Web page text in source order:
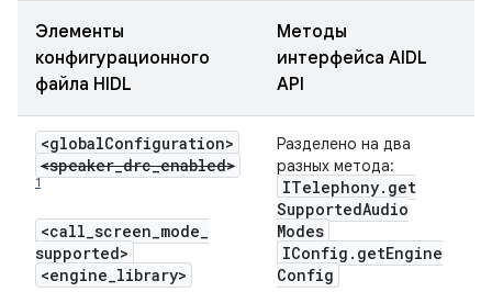
Элементы
конфигурационного
файла HIDL
Методы
интерфейса AIDL
API
<globalConfiguration>
<speaker_drc_enabled>
1
<call_screen_mode_
supported>
<engine_library>
Разделено на два
разных метода:
ITelephony. get
SupportedAudio
Modes
IConfig . getEngine
Config